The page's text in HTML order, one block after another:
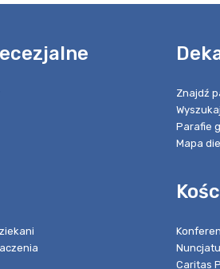
Znajdź
Parafie
Mapa
Caritas